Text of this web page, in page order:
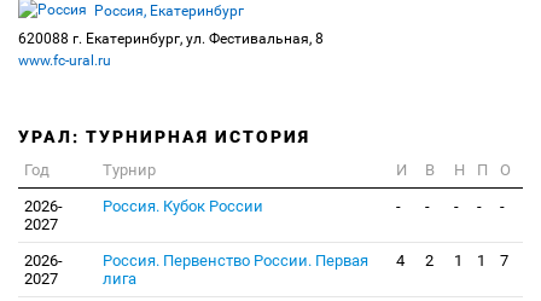
Россия, Екатеринбург
620088 г. Екатеринбург, ул. Фестивальная, 8
www.fc-ural.ru
УРАЛ: ТУРНИРНАЯ ИСТОРИЯ
Год Турнир И В Н П
О
2026-
2027
Россия. Кубок России - - - - -
2026-
2027
Россия. Первенство России. Первая
лига
4 2 1 1 7